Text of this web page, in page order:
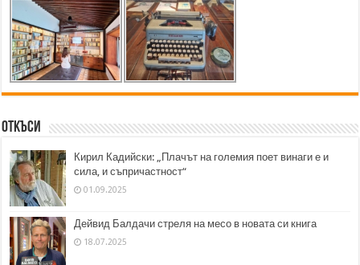
Откъси
Кирил Кадийски: „Плачът на големия поет винаги е и
сила, и съпричастност“
01.09.2025
Дейвид Балдачи стреля на месо в новата си книга
18.07.2025